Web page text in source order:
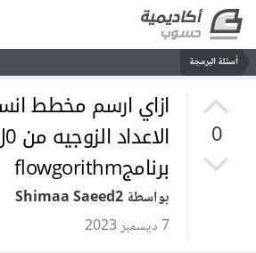
أسئلة البرمجة
0
ازاي ارسم مخطط
برنامجflowgorithm
بواسطة Shimaa Saeed2
7 ديسمبر 2023